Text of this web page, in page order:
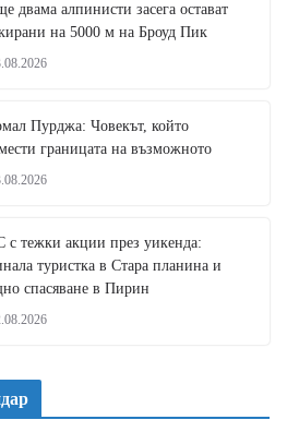
двама алпинисти засега остават
на 5000 м на Броуд Пик
Пурджа: Човекът, който
границата на възможното
с тежки акции през уикенда:
туристка в Стара планина и
спасяване в Пирин